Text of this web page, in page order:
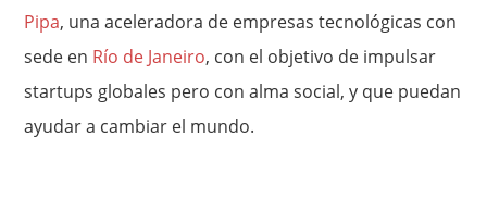
Pipa, una aceleradora de empresas tecnológicas con
sede en Río de Janeiro, con el objetivo de impulsar
startups globales pero con alma social, y que puedan
ayudar a cambiar el mundo.